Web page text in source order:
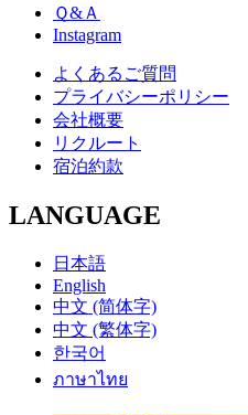
Ｑ&Ａ
Instagram
よくあるご質問
プライバシーポリシー
会社概要
リクルート
宿泊約款
LANGUAGE
日本語
English
中文 (简体字)
中文 (繁体字)
한국어
ภาษาไทย